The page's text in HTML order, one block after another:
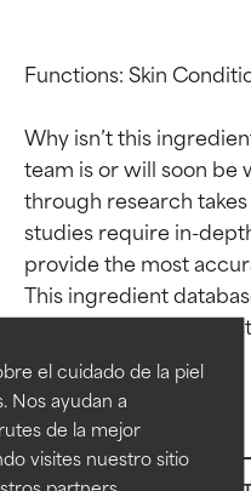
el cuidado de la piel
Nos ayudan a
de la mejor
visites nuestro sitio
Functions: Skin
Why isn’t this
team is or will soon be
through research
studies require in-
provide the most
This ingredient
Ingrediente
beneficios
eficacia
Ingrediente
beneficios
eficacia